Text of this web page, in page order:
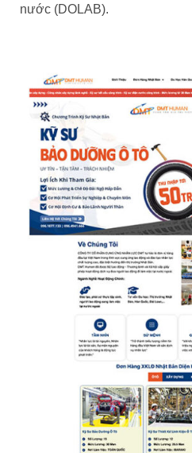
nước (DOLAB).